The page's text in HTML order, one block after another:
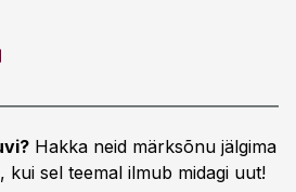
Hakka neid märksõnu jälgima
kui sel teemal ilmub midagi uut!